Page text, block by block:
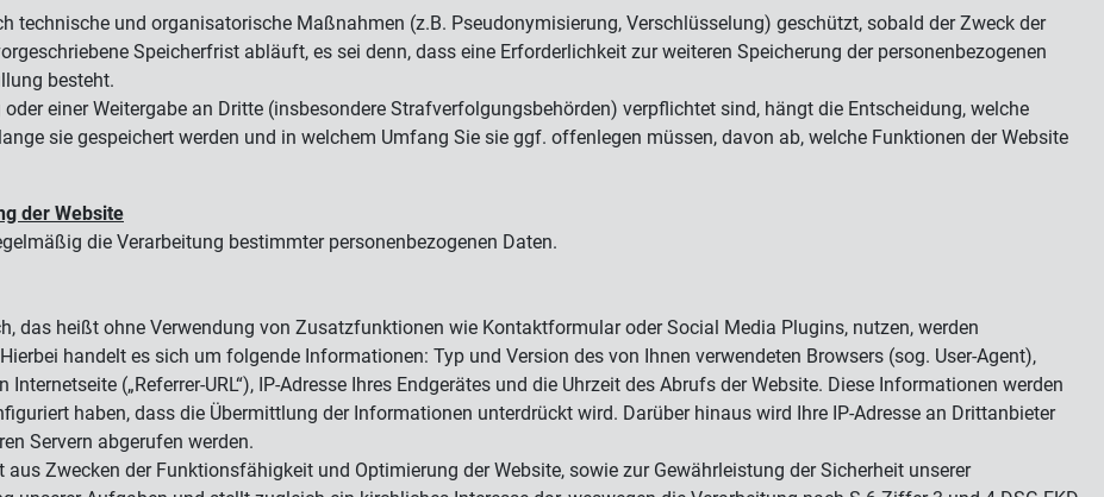
technische und organisatorische Maßnahmen (z.B. Pseudonymisierung, Verschlüsselung) geschützt, sobald der Zweck der
Speicherfrist abläuft, es sei denn, dass eine Erforderlichkeit zur weiteren Speicherung der personenbezogenen
besteht.
einer Weitergabe an Dritte (insbesondere Strafverfolgungsbehörden) verpflichtet sind, hängt die Entscheidung, welche
sie gespeichert werden und in welchem Umfang Sie sie ggf. offenlegen müssen, davon ab, welche Funktionen der Website
der Website
die Verarbeitung bestimmter personenbezogenen Daten.
das heißt ohne Verwendung von Zusatzfunktionen wie Kontaktformular oder Social Media Plugins, nutzen, werden
handelt es sich um folgende Informationen: Typ und Version des von Ihnen verwendeten Browsers (sog. User-Agent),
(„Referrer-URL“), IP-Adresse Ihres Endgerätes und die Uhrzeit des Abrufs der Website. Diese Informationen werden
haben, dass die Übermittlung der Informationen unterdrückt wird. Darüber hinaus wird Ihre IP-Adresse an Drittanbieter
Servern abgerufen werden.
Zwecken der Funktionsfähigkeit und Optimierung der Website, sowie zur Gewährleistung der Sicherheit unserer